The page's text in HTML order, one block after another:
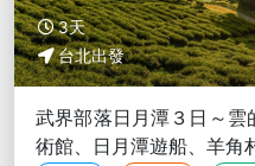
3天
台北出發
武界部落日月潭３日～雲
術館、日月潭遊船、羊角